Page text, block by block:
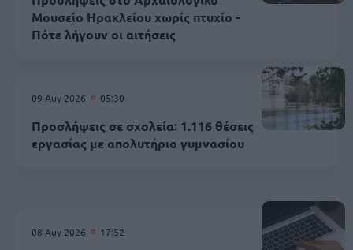
Μουσείο Ηρακλείου χωρίς πτυχίο -
Πότε λήγουν οι αιτήσεις
09 Αυγ 2026 05:30
Προσλήψεις σε σχολεία: 1.116 θέσεις
εργασίας με απολυτήριο γυμνασίου
08 Αυγ 2026 17:52